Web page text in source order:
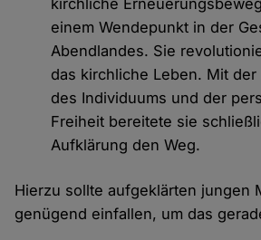
kirchliche
einem Wendepunkt in der
Abendlandes. Sie
das kirchliche Leben. Mit der
des Individuums und der
Freiheit bereitete sie
Aufklärung den Weg.
Hierzu sollte aufgeklärten jungen
genügend einfallen, um das